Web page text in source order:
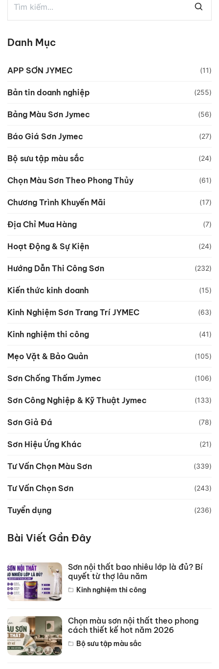
Danh Mục
APP SƠN JYMEC (11)
Bản tin doanh nghiệp (255)
Bảng Màu Sơn Jymec (56)
Báo Giá Sơn Jymec (27)
Bộ sưu tập màu sắc (24)
Chọn Màu Sơn Theo Phong Thủy (61)
Chương Trình Khuyến Mãi (17)
Địa Chỉ Mua Hàng (7)
Hoạt Động & Sự Kiện (24)
Hướng Dẫn Thi Công Sơn (232)
Kiến thức kinh doanh (15)
Kinh Nghiệm Sơn Trang Trí JYMEC (63)
Kinh nghiệm thi công (41)
Mẹo Vặt & Bảo Quản (105)
Sơn Chống Thấm Jymec (106)
Sơn Công Nghiệp & Kỹ Thuật Jymec (133)
Sơn Giả Đá (78)
Sơn Hiệu Ứng Khác (21)
Tư Vấn Chọn Màu Sơn (339)
Tư Vấn Chọn Sơn (243)
Tuyển dụng (236)
Bài Viết Gần Đây
Sơn nội thất bao nhiêu lớp là đủ? Bí
quyết từ thợ lâu năm
Kinh nghiệm thi công
Chọn màu sơn nội thất theo phong
cách thiết kế hot năm 2026
Bộ sưu tập màu sắc